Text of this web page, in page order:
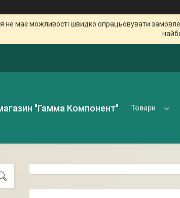
не має можливості швидко опрацьовувати
"Гамма Компонент" Товари